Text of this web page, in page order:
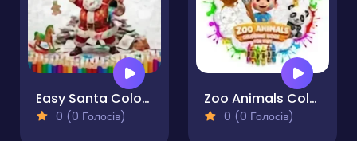
Easy Santa Coloring Pages
0 (0 Голосів)
Zoo Animals Coloring Book for Kids
0 (0 Голосів)